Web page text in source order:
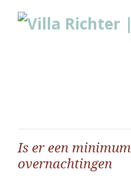
Is er een
overnachtingen